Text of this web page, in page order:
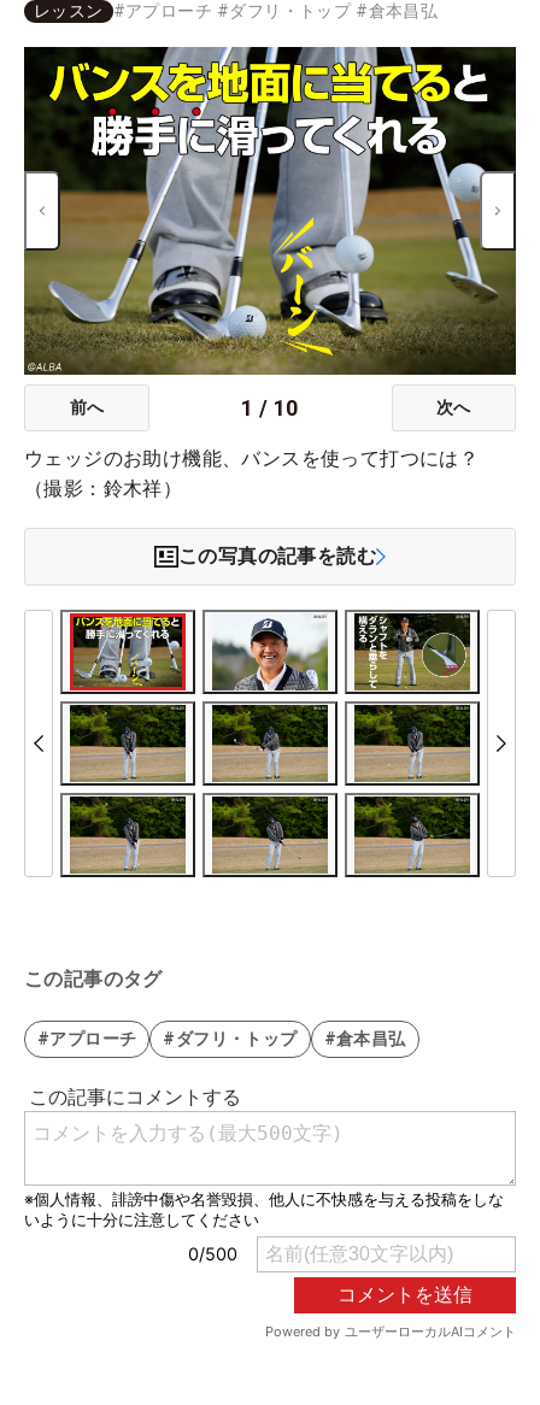
レッスン #アプローチ #ダフリ・トップ #倉本昌弘
前へ 1 / 10 次へ
ウェッジのお助け機能、バンスを使って打つには？
（撮影：鈴木祥）
この写真の記事を読む
この記事のタグ
#アプローチ #ダフリ・トップ #倉本昌弘